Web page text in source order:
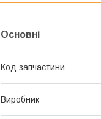
Основні
Код запчастини
Виробник